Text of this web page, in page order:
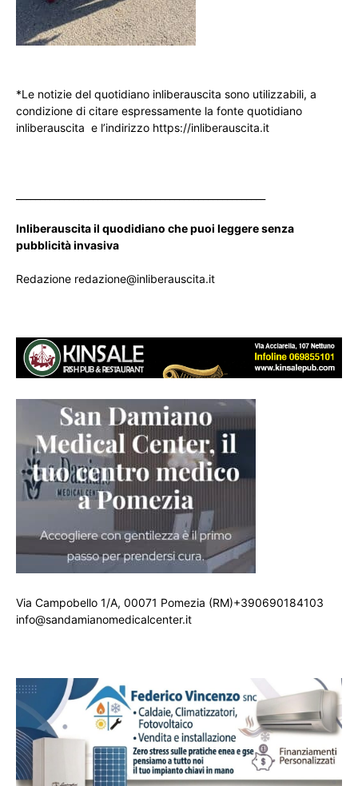
*Le notizie del quotidiano inliberauscita sono utilizzabili, a
condizione di citare espressamente la fonte quotidiano
inliberauscita e l’indirizzo https://inliberauscita.it
Inliberauscita il quodidiano che puoi leggere senza
pubblicità invasiva
Redazione redazione@inliberauscita.it
Via Campobello 1/A, 00071 Pomezia (RM)+390690184103
info@sandamianomedicalcenter.it